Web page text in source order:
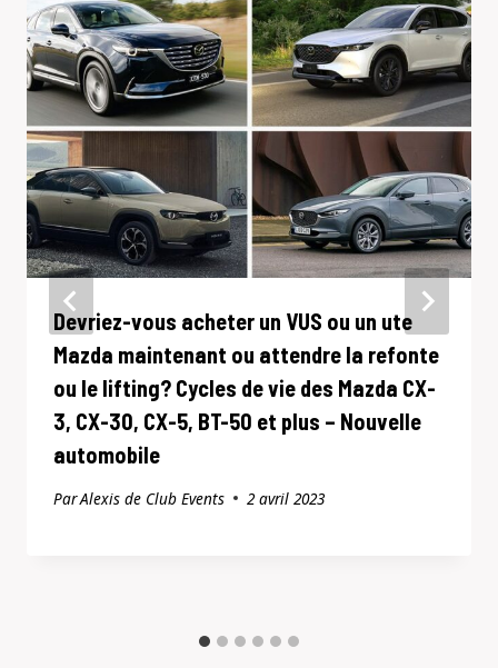
Devriez-vous acheter un VUS ou un ute
Mazda maintenant ou attendre la refonte
ou le lifting? Cycles de vie des Mazda CX-
3, CX-30, CX-5, BT-50 et plus – Nouvelle
automobile
ParAlexis de Club Events 2 avril 2023